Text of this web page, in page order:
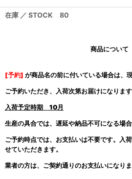
在庫 ／ STOCK 80
商品について
[予約] が商品名の前に付いている場合は、
ご予約いただき、入荷次第お届けになります
入荷予定時期 10月
生産の具合では、遅延や納品不可になる場合
ご予約時点では、お支払いは不要です。入
せていただきます。
業者の方は、ご契約通りのお支払いになりま